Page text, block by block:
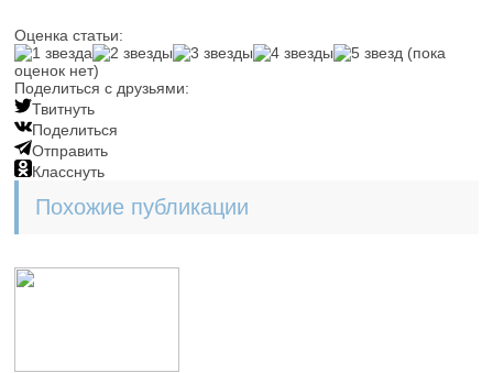
Оценка статьи:
(пока
оценок нет)
Поделиться с друзьями:
Твитнуть
Поделиться
Отправить
Класснуть
Похожие публикации